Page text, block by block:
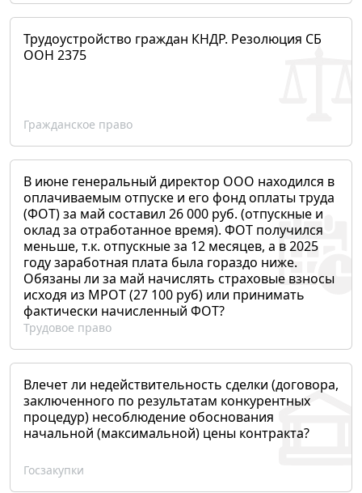
Трудоустройство граждан КНДР. Резолюция СБ
ООН 2375
Гражданское право
В июне генеральный директор ООО находился в
оплачиваемым отпуске и его фонд оплаты труда
(ФОТ) за май составил 26 000 руб. (отпускные и
оклад за отработанное время). ФОТ получился
меньше, т.к. отпускные за 12 месяцев, а в 2025
году заработная плата была гораздо ниже.
Обязаны ли за май начислять страховые взносы
исходя из МРОТ (27 100 руб) или принимать
фактически начисленный ФОТ?
Трудовое право
Влечет ли недействительность сделки (договора,
заключенного по результатам конкурентных
процедур) несоблюдение обоснования
начальной (максимальной) цены контракта?
Госзакупки